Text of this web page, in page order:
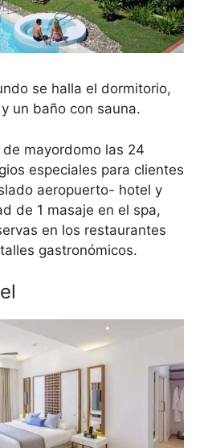
se halla el dormitorio,
un baño con sauna.
mayordomo las 24
especiales para clientes
aeropuerto- hotel y
de 1 masaje en el spa,
en los restaurantes
gastronómicos.